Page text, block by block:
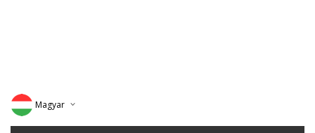
Magyar